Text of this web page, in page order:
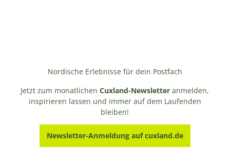
Nordische Erlebnisse für dein Postfach
Jetzt zum monatlichenCuxland-Newsletter anmelden,
inspirieren lassen und immer auf dem Laufenden
bleiben!
Newsletter-Anmeldung auf cuxland.de